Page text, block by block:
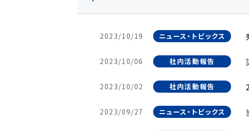
2023/10/19 ニュース・トピックス
2023/10/06 社内活動報告
2023/10/02 社内活動報告
2023/09/27 ニュース・トピックス